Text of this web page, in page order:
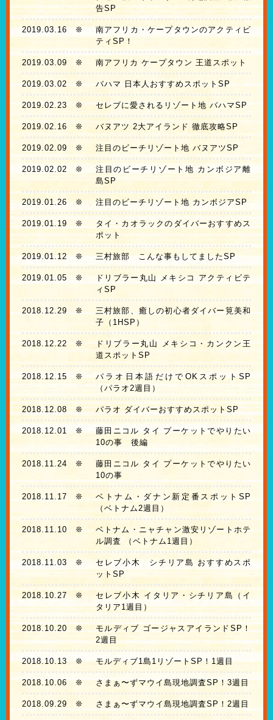
告SP
2019.03.16 ❊
南アフリカ・ケープタウンのアクティビ
ティSP！
2019.03.09 ❊ 南アフリカ ケープタウン 王道スポット
2019.03.02❊ バハマ 日本人おすすめスポットSP
2019.02.23 ❊ セレブに愛されるリゾート地 バハマSP
2019.02.16 ❊ バヌアツ 2大アイランド 徹底攻略SP
2019.02.09 ❊ 注目のビーチリゾート地 バヌアツSP
2019.02.02 ❊
注目のビーチリゾート地 カンボジア離
島SP
2019.01.26❊ 注目のビーチリゾート地 カンボジアSP
2019.01.19 ❊
タイ・カオラックのダイバーおすすめス
ポット
2019.01.12❊ 三村旅部 こんな事もしてましたSP
2019.01.05 ❊
ドリブラー丸山 メキシコ アクティビテ
ィSP
2018.12.29 ❊
三村旅部、癒しの初心者ダイバー筧美和
子（1HSP）
2018.12.22 ❊
ドリブラー丸山 メキシコ・カンクン王
道スポットSP
2018.12.15❊
パラオ日本語だけでOKスポットSP
（パラオ2週目）
2018.12.08 ❊ パラオ ダイバーおすすめスポットSP
2018.12.01 ❊
藤田ニコル タイ プーケットでやりたい
10の事 後編
2018.11.24 ❊
藤田ニコル タイ プーケットでやりたい
10の事
2018.11.17 ❊
ベトナム・ダナン新定番スポットSP
（ベトナム2週目）
2018.11.10❊
ベトナム・ニャチャン激安リゾートホテ
ル調査 （ベトナム1週目）
2018.11.03 ❊
セレブ小木 シチリア島 おすすめスポ
ットSP
2018.10.27 ❊
セレブ小木 イタリア・シチリア島（イ
タリア1週目）
2018.10.20❊
モルディブ ゴージャスアイランドSP！
2週目
2018.10.13❊ モルディブ1島1リゾートSP！1週目
2018.10.06 ❊ さまぁ〜ずマウイ島現地調査SP！3週目
2018.09.29 ❊ さまぁ〜ずマウイ島現地調査SP！2週目